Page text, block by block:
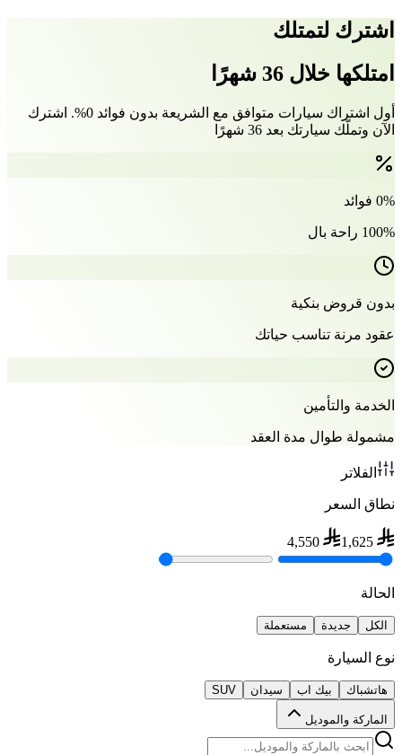
اشترك لتمتلك
امتلكها خلال 36 شهرًا
أول اشتراك سيارات متوافق مع الشريعة بدون فوائد 0%. اشترك
الآن وتملّك سيارتك بعد 36 شهرًا
0% فوائد
100% راحة بال
بدون قروض بنكية
عقود مرنة تناسب حياتك
الخدمة والتأمين
مشمولة طوال مدة العقد
الفلاتر
نطاق السعر
1,625
4,550
الحالة
الكل جديدة مستعملة
نوع السيارة
هاتشباك بيك اب سيدان SUV
الماركة والموديل